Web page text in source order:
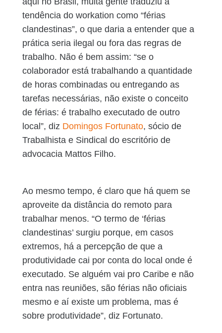
tendência do workation como “férias
clandestinas”, o que daria a entender que a
prática seria ilegal ou fora das regras de
trabalho. Não é bem assim: “se o
colaborador está trabalhando a quantidade
de horas combinadas ou entregando as
tarefas necessárias, não existe o conceito
de férias: é trabalho executado de outro
local”, diz Domingos Fortunato, sócio de
Trabalhista e Sindical do escritório de
advocacia Mattos Filho.
Ao mesmo tempo, é claro que há quem se
aproveite da distância do remoto para
trabalhar menos. “O termo de ‘férias
clandestinas’ surgiu porque, em casos
extremos, há a percepção de que a
produtividade cai por conta do local onde é
executado. Se alguém vai pro Caribe e não
entra nas reuniões, são férias não oficiais
mesmo e aí existe um problema, mas é
sobre produtividade”, diz Fortunato.